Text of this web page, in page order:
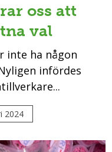
oss att
val
inte ha någon
infördes
2024